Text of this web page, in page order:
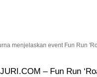
menjelaskan event Fun Run
– Fun Run